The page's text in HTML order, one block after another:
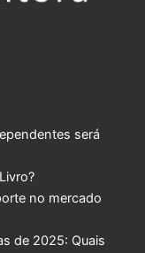
será
no mercado
de 2025: Quais